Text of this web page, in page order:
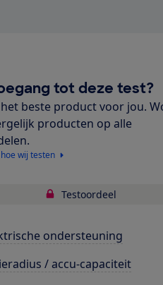
tot deze test?
beste product voor jou.
producten op alle
wij testen
Testoordeel
ondersteuning
/ accu-capaciteit